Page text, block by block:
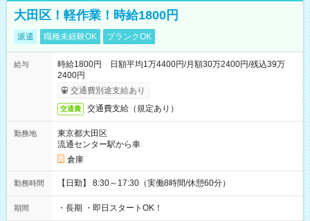
大田区！軽作業！時給1800円
派遣 職種未経験OK ブランクOK
給与
時給1800円 日額平均1万4400円/月額30万2400円/残込39万
2400円
交通費別途支給あり
交通費 交通費支給（規定あり）
勤務地
東京都大田区
流通センター駅から車
倉庫
勤務時間 【日勤】 8:30～17:30（実働8時間/休憩60分）
期間 ・長期 ・即日スタートOK！